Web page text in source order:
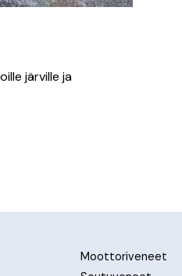
järville ja
Moottoriveneet